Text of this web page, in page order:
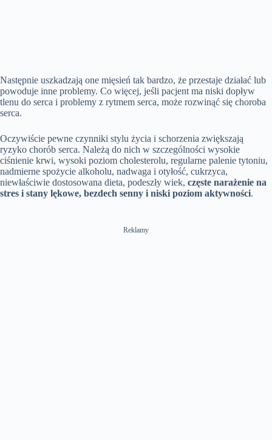
Następnie uszkadzają one mięsień tak bardzo, że przestaje działać lub
powoduje inne problemy. Co więcej, jeśli pacjent ma niski dopływ
tlenu do serca i problemy z rytmem serca, może rozwinąć się choroba
serca.
Oczywiście pewne czynniki stylu życia i schorzenia zwiększają
ryzyko chorób serca. Należą do nich w szczególności wysokie
ciśnienie krwi, wysoki poziom cholesterolu, regularne palenie tytoniu,
nadmierne spożycie alkoholu, nadwaga i otyłość, cukrzyca,
niewłaściwie dostosowana dieta, podeszły wiek, częste narażenie na
stres i stany lękowe, bezdech senny i niski poziom aktywności.
Reklamy